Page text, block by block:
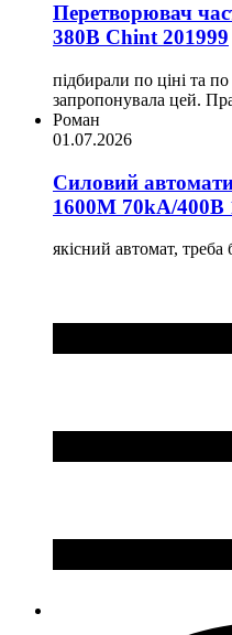
Перетворювач
380В Chint 201999
підбирали по ціні та
запропонувала цей.
Роман
01.07.2026
Силовий
1600M 70kA/400B
якісний автомат,